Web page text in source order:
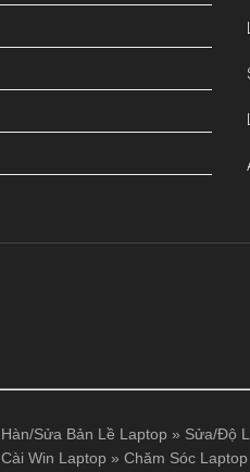
Hàn/Sửa Bản Lề Laptop » Sửa/Độ
Cài Win Laptop » Chăm Sóc Laptop